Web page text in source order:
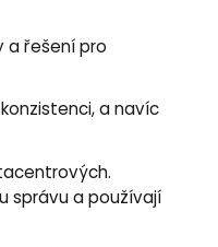
a řešení pro
a navíc
správu a používají